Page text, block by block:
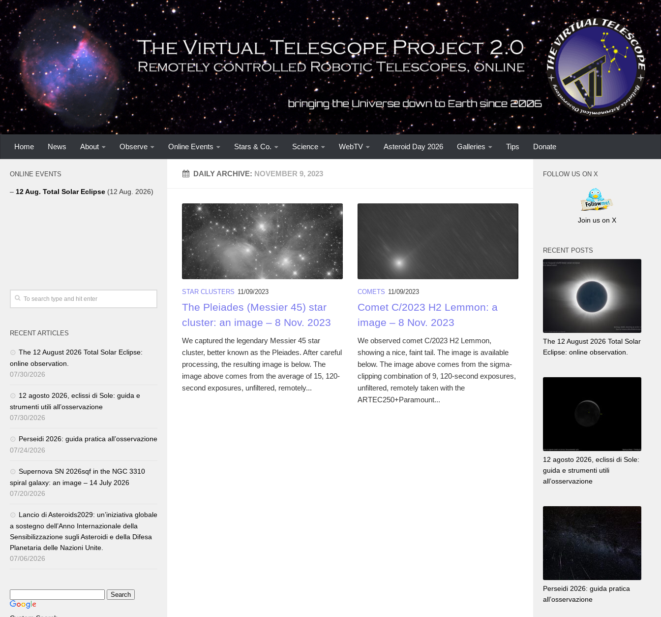
Home News About Observe Online Events Stars & Co. Science WebTV Asteroid Day 2026 Galleries Tips Donate
DAILY ARCHIVE: NOVEMBER 9, 2023
STAR CLUSTERS 11/09/2023
The Pleiades (Messier 45) star
cluster: an image – 8 Nov. 2023
We captured the legendary Messier 45 star
cluster, better known as the Pleiades. After careful
processing, the resulting image is below. The
image above comes from the average of 15, 120-
second exposures, unfiltered, remotely...
COMETS 11/09/2023
Comet C/2023 H2 Lemmon: a
image – 8 Nov. 2023
We observed comet C/2023 H2 Lemmon,
showing a nice, faint tail. The image is available
below. The image above comes from the sigma-
clipping combination of 9, 120-second exposures,
unfiltered, remotely taken with the
ARTEC250+Paramount...
ONLINE EVENTS
– 12 Aug. Total Solar Eclipse (12 Aug. 2026)
RECENT ARTICLES
The 12 August 2026 Total Solar Eclipse:
online observation.
07/30/2026
12 agosto 2026, eclissi di Sole: guida e
strumenti utili all’osservazione
07/30/2026
Perseidi 2026: guida pratica all’osservazione
07/24/2026
Supernova SN 2026sqf in the NGC 3310
spiral galaxy: an image – 14 July 2026
07/20/2026
Lancio di Asteroids2029: un’iniziativa globale
a sostegno dell’Anno Internazionale della
Sensibilizzazione sugli Asteroidi e della Difesa
Planetaria delle Nazioni Unite.
07/06/2026
FOLLOW US ON X
Join us on X
RECENT POSTS
The 12 August 2026 Total Solar
Eclipse: online observation.
12 agosto 2026, eclissi di Sole:
guida e strumenti utili
all’osservazione
Perseidi 2026: guida pratica
all’osservazione